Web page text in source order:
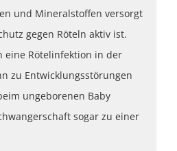
und Mineralstoffen versorgt
gegen Röteln aktiv ist.
eine Rötelinfektion in der
zu Entwicklungsstörungen
ungeborenen Baby
sogar zu einer